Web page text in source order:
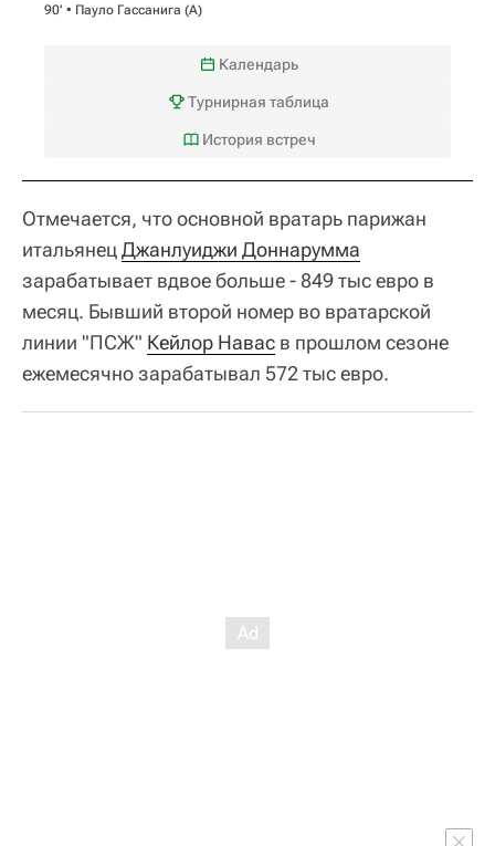
90‎’‎ • Пауло Гассанига (А)
Календарь
Турнирная таблица
История встреч
Отмечается, что основной вратарь парижан
итальянецДжанлуиджи Доннарумма
зарабатывает вдвое больше - 849 тыс евро в
месяц. Бывший второй номер во вратарской
линии "ПСЖ" Кейлор Навас в прошлом сезоне
ежемесячно зарабатывал 572 тыс евро.